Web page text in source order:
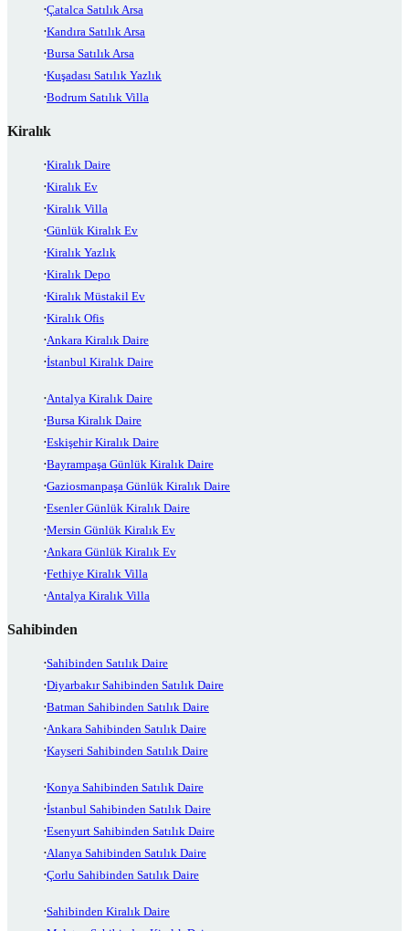
Çatalca Satılık Arsa
Kandıra Satılık Arsa
Bursa Satılık Arsa
Kuşadası Satılık Yazlık
Bodrum Satılık Villa
Kiralık
Kiralık Daire
Kiralık Ev
Kiralık Villa
Günlük Kiralık Ev
Kiralık Yazlık
Kiralık Depo
Kiralık Müstakil Ev
Kiralık Ofis
Ankara Kiralık Daire
İstanbul Kiralık Daire
Antalya Kiralık Daire
Bursa Kiralık Daire
Eskişehir Kiralık Daire
Bayrampaşa Günlük Kiralık Daire
Gaziosmanpaşa Günlük Kiralık Daire
Esenler Günlük Kiralık Daire
Mersin Günlük Kiralık Ev
Ankara Günlük Kiralık Ev
Fethiye Kiralık Villa
Antalya Kiralık Villa
Sahibinden
Sahibinden Satılık Daire
Diyarbakır Sahibinden Satılık Daire
Batman Sahibinden Satılık Daire
Ankara Sahibinden Satılık Daire
Kayseri Sahibinden Satılık Daire
Konya Sahibinden Satılık Daire
İstanbul Sahibinden Satılık Daire
Esenyurt Sahibinden Satılık Daire
Alanya Sahibinden Satılık Daire
Çorlu Sahibinden Satılık Daire
Sahibinden Kiralık Daire